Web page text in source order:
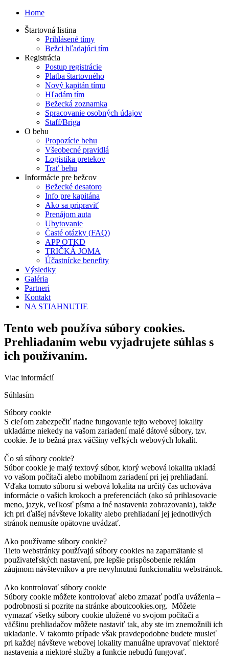
Home
Štartovná listina
Prihlásené tímy
Bežci hľadajúci tím
Registrácia
Postup registrácie
Platba štartovného
Nový kapitán tímu
Hľadám tím
Bežecká zoznamka
Spracovanie osobných údajov
Staff/Briga
O behu
Propozície behu
Všeobecné pravidlá
Logistika pretekov
Trať behu
Informácie pre bežcov
Bežecké desatoro
Info pre kapitána
Ako sa pripraviť
Prenájom auta
Ubytovanie
Časté otázky (FAQ)
APP OTKD
TRIČKÁ JOMA
Účastnícke benefity
Výsledky
Galéria
Partneri
Kontakt
NA STIAHNUTIE
Tento web používa súbory cookies.
Prehliadaním webu vyjadrujete súhlas s
ich používaním.
Viac informácií
Súhlasím
Súbory cookie
S cieľom zabezpečiť riadne fungovanie tejto webovej lokality
ukladáme niekedy na vašom zariadení malé dátové súbory, tzv.
cookie. Je to bežná prax väčšiny veľkých webových lokalít.
Čo sú súbory cookie?
Súbor cookie je malý textový súbor, ktorý webová lokalita ukladá
vo vašom počítači alebo mobilnom zariadení pri jej prehliadaní.
Vďaka tomuto súboru si webová lokalita na určitý čas uchováva
informácie o vašich krokoch a preferenciách (ako sú prihlasovacie
meno, jazyk, veľkosť písma a iné nastavenia zobrazovania), takže
ich pri ďalšej návšteve lokality alebo prehliadaní jej jednotlivých
stránok nemusíte opätovne uvádzať.
Ako používame súbory cookie?
Tieto webstránky používajú súbory cookies na zapamätanie si
použivateľských nastavení, pre lepšie prispôsobenie reklám
záujmom návštevníkov a pre nevyhnutnú funkcionalitu webstránok.
Ako kontrolovať súbory cookie
Súbory cookie môžete kontrolovať alebo zmazať podľa uváženia –
podrobnosti si pozrite na stránke aboutcookies.org. Môžete
vymazať všetky súbory cookie uložené vo svojom počítači a
väčšinu prehliadačov môžete nastaviť tak, aby ste im znemožnili ich
ukladanie. V takomto prípade však pravdepodobne budete musieť
pri každej návšteve webovej lokality manuálne upravovať niektoré
nastavenia a niektoré služby a funkcie nebudú fungovať.